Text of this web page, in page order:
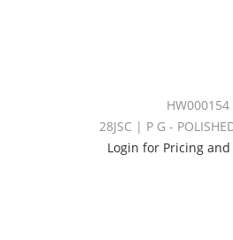
HW000154
28JSC | P G -
Login for Pricing